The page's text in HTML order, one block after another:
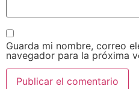
Guarda mi nombre, correo
navegador para la próxima